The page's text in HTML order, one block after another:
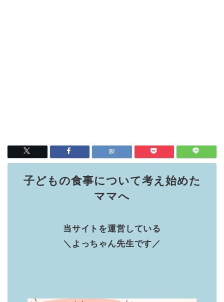
子どもの食事について考え始めた
ママへ
当サイトを運営している
＼よっちゃん先生です／